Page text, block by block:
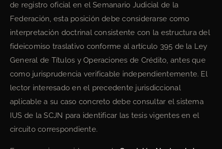
de registro oficial en el Semanario Judicial de la
Federación, esta posición debe considerarse como
interpretación doctrinal consistente con la estructura del
fideicomiso traslativo conforme al artículo 395 de la Ley
General de Títulos y Operaciones de Crédito, antes que
como jurisprudencia verificable independientemente. El
lector interesado en el precedente jurisdiccional
aplicable a su caso concreto debe consultar el sistema
IUS de la SCJN para identificar las tesis vigentes en el
circuito correspondiente.